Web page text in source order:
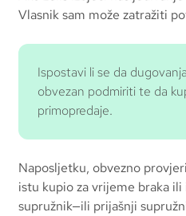
Vlasnik sam može zatražiti
Ispostavi li se da
obvezan podmiriti te da
primopredaje.
Naposljetku, obvezno
istu kupio za vrijeme braka
supružnik—ili prijašnji